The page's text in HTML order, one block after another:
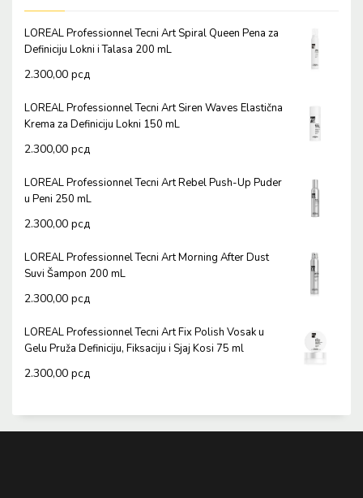
LOREAL Professionnel Tecni Art Spiral Queen Pena za
Definiciju Lokni i Talasa 200 mL
2.300,00 рсд
LOREAL Professionnel Tecni Art Siren Waves Elastična
Krema za Definiciju Lokni 150 mL
2.300,00 рсд
LOREAL Professionnel Tecni Art Rebel Push-Up Puder
u Peni 250 mL
2.300,00 рсд
LOREAL Professionnel Tecni Art Morning After Dust
Suvi Šampon 200 mL
2.300,00 рсд
LOREAL Professionnel Tecni Art Fix Polish Vosak u
Gelu Pruža Definiciju, Fiksaciju i Sjaj Kosi 75 ml
2.300,00 рсд